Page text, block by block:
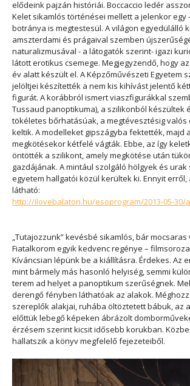
elődeink pajzán históriái. Boccaccio ledér
Kelet sikamlós történései mellett a jelenkor egy
botránya is megtestesül. A világon egyedülálló
amszterdami és prágaival szemben
naturalizmusával - a látogatók szerint- igazi
látott erotikus csemege. Megjegyzendő, hogy
év alatt készült el. A Képzőművészeti Egyetem
jelöltjei készítették a nem kis kihívást jelentő
figurát. A korábbról ismert viaszfigurákkal
Tussaud panoptikuma), a szilikonból készültek
tökéletes bőrhatásúak, a megtévesztésig
keltik. A modelleket gipszágyba fektették, majd
megkötésekor kétfelé vágták. Ebbe, az így
öntötték a szilikont, amely megkötése után
gazdájának. A mintául szolgáló hölgyek és urak
egyetem hallgatói közül kerültek ki. Ennyit erről,
látható:
http://ilovebalaton.hu/esoprogram/2013-05-30/
„Tutajozzunk” kevésbé sikamlós, bár mocsaras
Fiatalkorom egyik kedvenc regénye –
Kíváncsian lépünk be a kiállításra. Érdekes. Az
mint bármely más hasonló helyiség, semmi
terem ad helyet a panoptikum szerűségnek.
derengő fényben láthatóak az alakok.
szereplők alakjai, ruhába öltöztetett bábuk, az
előttük lebegő képeken ábrázolt
érzésem szerint kicsit idősebb korukban.
hallatszik a könyv megfelelő fejezeteiből.